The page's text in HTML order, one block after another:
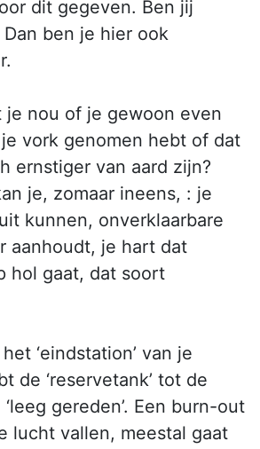
dit gegeven. Ben jij
ben je hier ook
je nou of je gewoon even
vork genomen hebt of dat
ernstiger van aard zijn?
je, zomaar ineens, : je
kunnen, onverklaarbare
aanhoudt, je hart dat
hol gaat, dat soort
‘eindstation’ van je
de ‘reservetank’ tot de
gereden’. Een burn-out
lucht vallen, meestal gaat